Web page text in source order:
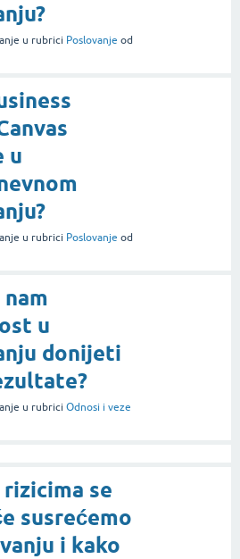
u rubrici Poslovanje od
u
u rubrici Poslovanje od
u
donijeti
u rubrici Odnosi i veze
se
susrećemo
i kako